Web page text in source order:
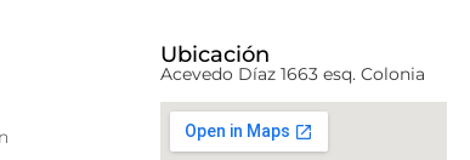
Ubicación
Acevedo Díaz 1663 esq. Colonia